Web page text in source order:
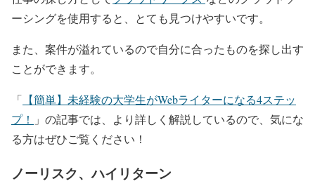
ーシングを使用すると、とても見つけやすいです。
また、案件が溢れているので自分に合ったものを探し出す
ことができます。
「 【簡単】未経験の大学生がWebライターになる4ステッ
プ！
」の記事では、より詳しく解説しているので、気にな
る方はぜひご覧ください！
ノーリスク、ハイリターン